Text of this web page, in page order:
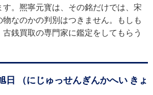
。熈寧元寳は、その銘だけでは、宋
なのかの判別はつきません。もしも
銭買取の専門家に鑑定をしてもらう
日 （にじゅっせんぎんかへい きょ